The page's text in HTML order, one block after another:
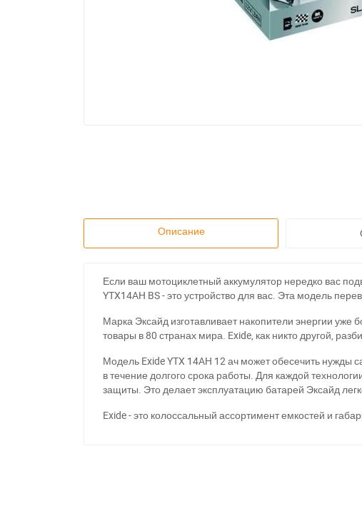
Описание
Если ваш мотоциклетный аккумулятор нередко вас
YTX14AH BS - это устройство для вас. Эта модель
Марка Эксайд изготавливает накопители энергии
товары в 80 странах мира. Exide, как никто другой,
Модель Exide YTX 14AH 12 ач может обесечить нужды
в течение долгого срока работы. Для каждой
защиты. Это делает эксплуатацию батарей Эксайд
Exide - это колоссальный ассортимент емкостей и